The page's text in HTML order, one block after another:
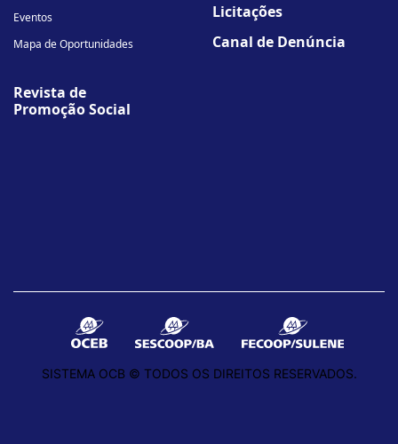
Eventos
Mapa de Oportunidades
Revista de
Promoção Social
Licitações
Canal de Denúncia
SISTEMA OCB © TODOS OS DIREITOS RESERVADOS.